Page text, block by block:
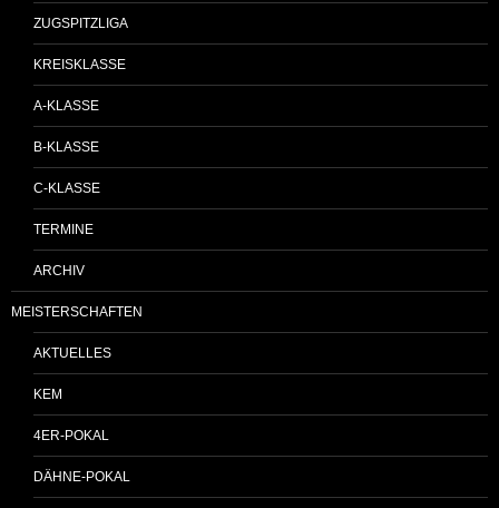
ZUGSPITZLIGA
KREISKLASSE
A-KLASSE
B-KLASSE
C-KLASSE
TERMINE
ARCHIV
MEISTERSCHAFTEN
AKTUELLES
KEM
4ER-POKAL
DÄHNE-POKAL